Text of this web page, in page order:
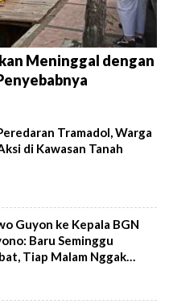
Meninggal dengan
Tramadol, Warga
di Kawasan Tanah
Guyon ke Kepala BGN
Baru Seminggu
Tiap Malam Nggak